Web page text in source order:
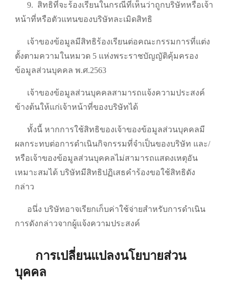
9. สิทธิที่จะร้องเรียนในกรณีที่เห็นว่าถูกบริษัทหรือเจ้า
หน้าที่หรือตัวแทนของบริษัทละเมิดสิทธิ
เจ้าของข้อมูลมีสิทธิร้องเรียนต่อคณะกรรมการที่แต่ง
ตั้งตามความในหมวด 5 แห่งพระราชบัญญัติคุ้มครอง
ข้อมูลส่วนบุคคล พ.ศ.2563
เจ้าของข้อมูลส่วนบุคคลสามารถแจ้งความประสงค์
ข้างต้นให้แก่เจ้าหน้าที่ของบริษัทได้
ทั้งนี้ หากการใช้สิทธิของเจ้าของข้อมูลส่วนบุคคลมี
ผลกระทบต่อการดำเนินกิจกรรมที่จำเป็นของบริษัท และ/
หรือเจ้าของข้อมูลส่วนบุคคลไม่สามารถแสดงเหตุอัน
เหมาะสมได้ บริษัทมีสิทธิปฏิเสธคำร้องขอใช้สิทธิดัง
กล่าว
อนึ่ง บริษัทอาจเรียกเก็บค่าใช้จ่ายสำหรับการดำเนิน
การดังกล่าวจากผู้แจ้งความประสงค์
การเปลี่ยนแปลงนโยบายส่วน
บุคคล